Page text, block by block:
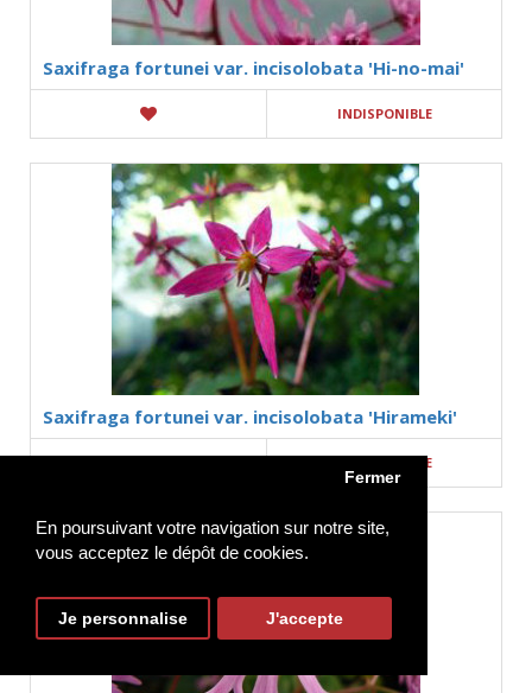
En poursuivant votre navigation sur notre site,
vous acceptez le dépôt de cookies.
Fermer
Je personnalise J'accepte
Saxifraga fortunei var. incisolobata 'Hi-no-mai'
INDISPONIBLE
Saxifraga fortunei var. incisolobata 'Hirameki'
INDISPONIBLE